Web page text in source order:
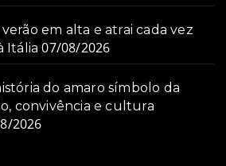
em alta e atrai cada vez
Itália 07/08/2026
do amaro símbolo da
convivência e cultura
2026